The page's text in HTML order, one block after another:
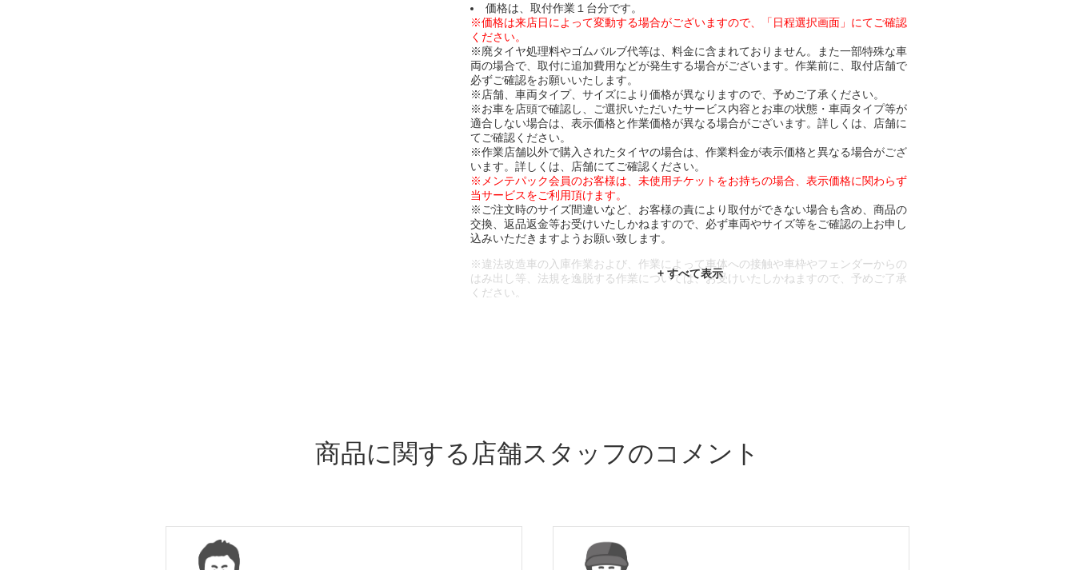
価格は、取付作業１台分です。
※価格は来店日によって変動する場合がございますので、「日程選択画面」にてご確認
ください。
※廃タイヤ処理料やゴムバルブ代等は、料金に含まれておりません。また一部特殊な車
両の場合で、取付に追加費用などが発生する場合がございます。作業前に、取付店舗で
必ずご確認をお願いいたします。
※店舗、車両タイプ、サイズにより価格が異なりますので、予めご了承ください。
※お車を店頭で確認し、ご選択いただいたサービス内容とお車の状態・車両タイプ等が
適合しない場合は、表示価格と作業価格が異なる場合がございます。詳しくは、店舗に
てご確認ください。
※作業店舗以外で購入されたタイヤの場合は、作業料金が表示価格と異なる場合がござ
います。詳しくは、店舗にてご確認ください。
※メンテパック会員のお客様は、未使用チケットをお持ちの場合、表示価格に関わらず
当サービスをご利用頂けます。
※ご注文時のサイズ間違いなど、お客様の責により取付ができない場合も含め、商品の
交換、返品返金等お受けいたしかねますので、必ず車両やサイズ等をご確認の上お申し
込みいただきますようお願い致します。
※違法改造車の入庫作業および、作業によって車体への接触や車枠やフェンダーからの
はみ出し等、法規を逸脱する作業については、お受けいたしかねますので、予めご了承
ください。
商品に関する店舗スタッフのコメント